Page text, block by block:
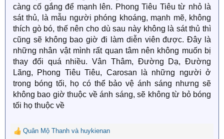
bai không.
Bác có cảm thấy cháu không có tư cách hỏi bác mà
không trả lời thì cháu cũng không thể làm gì được đâu.
Tự do ngôn luận là quyền của mọi người, cháu chỉ có
quyền hỏi thôi.
Bác cần cháu phải được ủy quyền của tác giả Quẫn
Quẫn Hữu Yêu thì tất nhiên cháu hiện tại không có
nhưng hỏi là quyền của cháu, đáp là tùy thuộc bác.
Nếu các bạn fan khác đã có ngôn từ quá kích động gây
càng cố gắng để mạnh lên. Phong Tiêu Tiêu từ nhỏ là
sát thủ, là mẫu người phóng khoáng, mạnh mẽ, không
thích gò bó, thế nên cho dù sau này không là sát thủ thì
cũng sẽ không bao giờ đi làm diễn viên được. Đây là
những nhân vật mình rất quan tâm nên không muốn bị
thay đổi quá nhiều. Vân Thâm, Đường Dạ, Đường
Lãng, Phong Tiêu Tiêu, Carosan là những người ở
trong bóng tối, họ có thể bảo vệ ánh sáng nhưng sẽ
không bao giờ thuộc về ánh sáng, sẽ không từ bỏ bóng
tối họ thuộc về
R
Quân Mộ Thanh và huykienan